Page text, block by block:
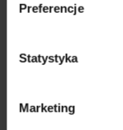
Preferencje
Statystyka
Marketing
działania